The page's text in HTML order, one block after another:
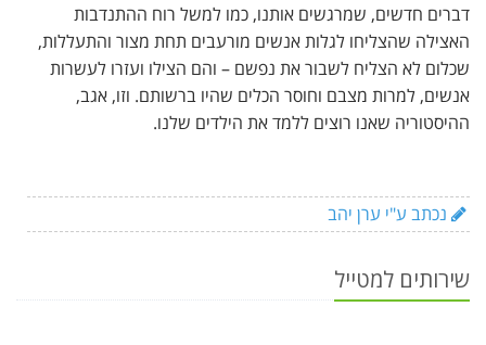
דברים חדשים, שמרגשים אותנו, כמו למשל רוח ההתנדבות
האצילה שהצליחו לגלות אנשים מורעבים תחת מצור והתעללות,
שכלום לא הצליח לשבור את נפשם – והם הצילו ועזרו לעשרות
אנשים, למרות מצבם וחוסר הכלים שהיו ברשותם. וזו, אגב,
ההיסטוריה שאנו רוצים ללמד את הילדים שלנו.
נכתב ע"י ערן יהב
שירותים למטייל